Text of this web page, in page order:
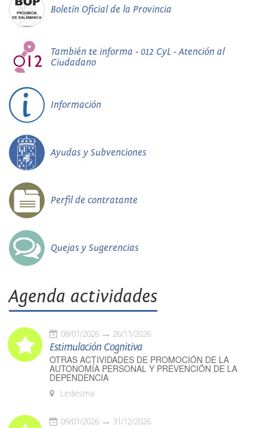
Boletín Oficial de la Provincia
También te informa - 012 CyL - Atención al
Ciudadano
Información
Ayudas y Subvenciones
Perfil de contratante
Quejas y Sugerencias
Agenda actividades
08/01/2026 26/11/2026
Estimulación Cognitiva
OTRAS ACTIVIDADES DE PROMOCIÓN DE LA
AUTONOMÍA PERSONAL Y PREVENCIÓN DE LA
DEPENDENCIA
Ledesma
09/01/2026 31/12/2026